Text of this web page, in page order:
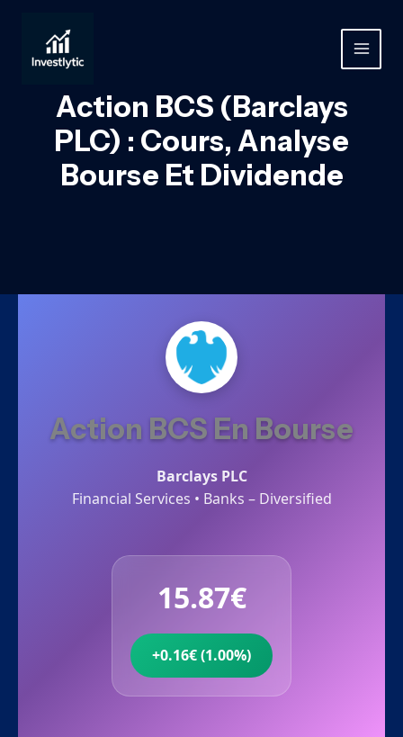
contenu
MAIN
Action BCS (Barclays
PLC) : Cours, Analyse
Bourse Et Dividende
Action BCS En Bourse
Barclays PLC
Financial Services • Banks – Diversified
15.87€
+0.16€ (1.00%)